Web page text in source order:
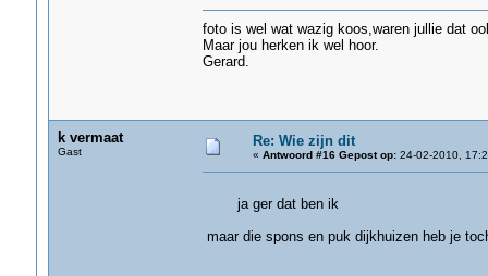
foto is wel wat wazig koos,waren jullie dat
Maar jou herken ik wel hoor.
Gerard.
k vermaat
Gast
Re: Wie zijn dit
« Antwoord #16 Gepost op:24-02-2010,
ja ger dat ben ik
maar die spons en puk dijkhuizen heb je